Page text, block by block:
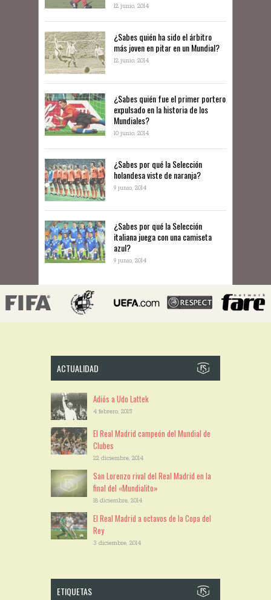
12 junio, 2014
¿Sabes quién ha sido el árbitro
más joven en pitar en un Mundial?
12 junio, 2014
¿Sabes quién fue el primer portero
expulsado en la historia de los
Mundiales?
10 junio, 2014
​¿Sabes por qué la Selección
holandesa viste de naranja?
9 junio, 2014
¿Sabes por qué la Selección
italiana juega con una camiseta
azul?
9 junio, 2014
ACTUALIDAD
Adiós a Udo Lattek
4 febrero, 2015
El Real Madrid campeón del Mundial de
Clubes
22 diciembre, 2014
San Lorenzo rival del Real Madrid en la
final del «Mundialito»
18 diciembre, 2014
El Real Madrid a octavos de la Copa del
Rey
3 diciembre, 2014
ETIQUETAS